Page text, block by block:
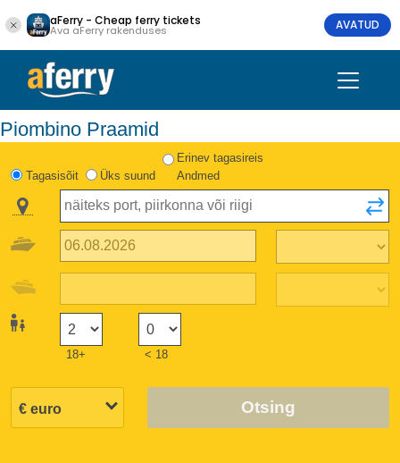
aFerry - Cheap ferry tickets
Ava aFerry rakenduses AVATUD
Piombino Praamid
Tagasisõit Üks suund
Erinev tagasireis
Andmed
18+ < 18
Otsing